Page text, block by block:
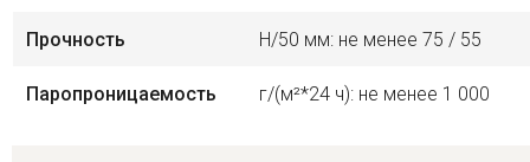
Прочность Н/50 мм: не менее 75 / 55
Паропроницаемость г/(м²*24 ч): не менее 1 000